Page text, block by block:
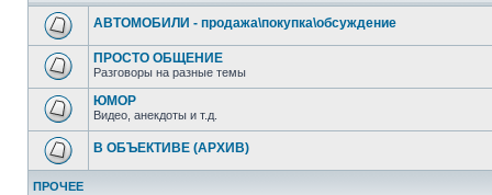
АВТОМОБИЛИ - продажа\покупка\обсуждение
ПРОСТО ОБЩЕНИЕ
Разговоры на разные темы
ЮМОР
Видео, анекдоты и т.д.
В ОБЪЕКТИВЕ (АРХИВ)
ПРОЧЕЕ